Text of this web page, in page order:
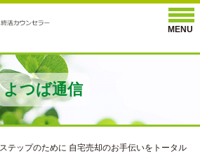
よつば通信
テップのために 自宅売却のお手伝いをトータル